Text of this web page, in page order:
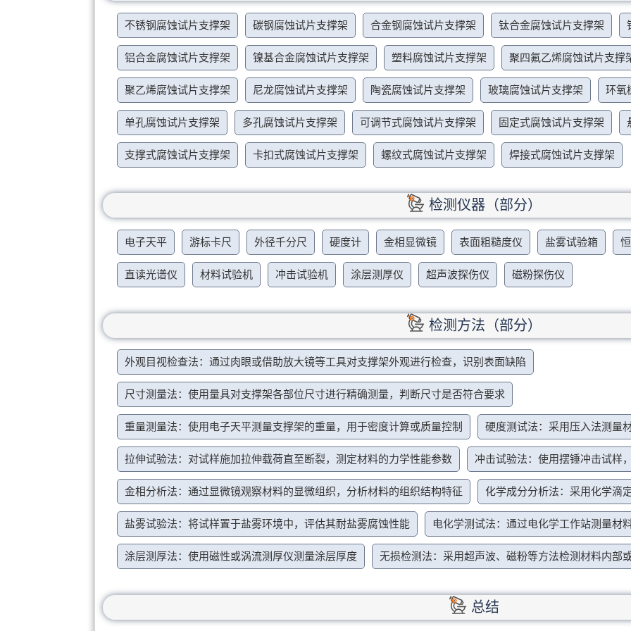
不锈钢腐蚀试片支撑架 碳钢腐蚀试片支撑架 合金钢腐蚀试片支撑架 钛合金腐蚀试片支撑架
铝合金腐蚀试片支撑架 镍基合金腐蚀试片支撑架 塑料腐蚀试片支撑架 聚四氟乙烯腐蚀试片支撑
聚乙烯腐蚀试片支撑架 尼龙腐蚀试片支撑架 陶瓷腐蚀试片支撑架 玻璃腐蚀试片支撑架 环氧
单孔腐蚀试片支撑架 多孔腐蚀试片支撑架 可调节式腐蚀试片支撑架 固定式腐蚀试片支撑架
支撑式腐蚀试片支撑架 卡扣式腐蚀试片支撑架 螺纹式腐蚀试片支撑架 焊接式腐蚀试片支撑架
检测仪器（部分）
电子天平 游标卡尺 外径千分尺 硬度计 金相显微镜 表面粗糙度仪 盐雾试验箱
直读光谱仪 材料试验机 冲击试验机 涂层测厚仪 超声波探伤仪 磁粉探伤仪
检测方法（部分）
外观目视检查法：通过肉眼或借助放大镜等工具对支撑架外观进行检查，识别表面缺陷
尺寸测量法：使用量具对支撑架各部位尺寸进行精确测量，判断尺寸是否符合要求
重量测量法：使用电子天平测量支撑架的重量，用于密度计算或质量控制 硬度测试法：采用压入法测量
拉伸试验法：对试样施加拉伸载荷直至断裂，测定材料的力学性能参数 冲击试验法：使用摆锤冲击试样
金相分析法：通过显微镜观察材料的显微组织，分析材料的组织结构特征 化学成分分析法：采用化学滴
盐雾试验法：将试样置于盐雾环境中，评估其耐盐雾腐蚀性能 电化学测试法：通过电化学工作站测量材
涂层测厚法：使用磁性或涡流测厚仪测量涂层厚度 无损检测法：采用超声波、磁粉等方法检测材料内部
总结